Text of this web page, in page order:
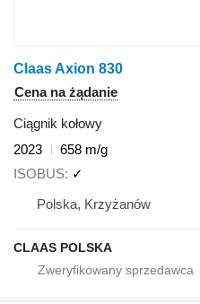
Claas Axion 830
Cena na żądanie
Ciągnik kołowy
2023
658 m/g
ISOBUS ✓
Polska, Krzyżanów
CLAAS POLSKA